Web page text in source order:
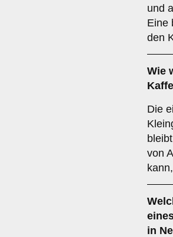
und
Eine
den
Wie
Die
von
in